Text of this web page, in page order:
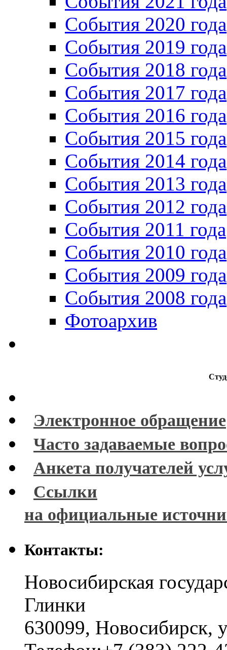
События 2020 года
События 2019 года
События 2018 года
События 2017 года
События 2016 года
События 2015 года
События 2014 года
События 2013 года
События 2012 года
События 2011 года
События 2010 года
События 2009 года
События 2008 года
Фотоархив
Электронное обращение
Часто задаваемые
Анкета получателей
Ссылки
на официальные
Контакты:
Новосибирская
Глинки
630099, Новосибирск,